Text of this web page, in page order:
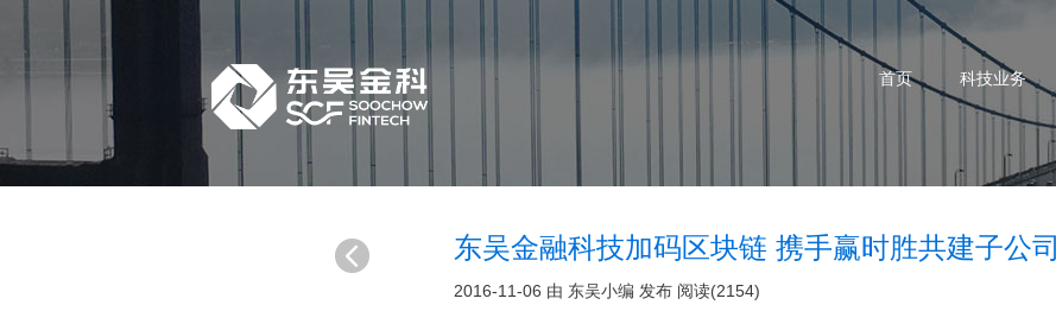
首页 科技业务
东吴金融科技加码区块链 携手赢时胜共建子公司
2016-11-06 由 东吴小编 发布 阅读(2154)